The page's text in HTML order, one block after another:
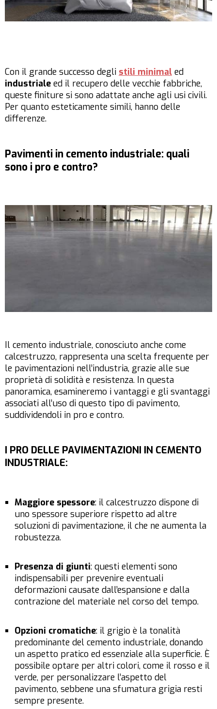
Con il grande successo degli stili minimal ed
industriale ed il recupero delle vecchie fabbriche,
queste finiture si sono adattate anche agli usi civili.
Per quanto esteticamente simili, hanno delle
differenze.
Pavimenti in cemento industriale: quali
sono i pro e contro?
Il cemento industriale, conosciuto anche come
calcestruzzo, rappresenta una scelta frequente per
le pavimentazioni nell’industria, grazie alle sue
proprietà di solidità e resistenza. In questa
panoramica, esamineremo i vantaggi e gli svantaggi
associati all’uso di questo tipo di pavimento,
suddividendoli in pro e contro.
I PRO DELLE PAVIMENTAZIONI IN CEMENTO
INDUSTRIALE:
Maggiore spessore: il calcestruzzo dispone di
uno spessore superiore rispetto ad altre
soluzioni di pavimentazione, il che ne aumenta la
robustezza.
Presenza di giunti: questi elementi sono
indispensabili per prevenire eventuali
deformazioni causate dall’espansione e dalla
contrazione del materiale nel corso del tempo.
Opzioni cromatiche: il grigio è la tonalità
predominante del cemento industriale, donando
un aspetto pratico ed essenziale alla superficie. È
possibile optare per altri colori, come il rosso e il
verde, per personalizzare l’aspetto del
pavimento, sebbene una sfumatura grigia resti
sempre presente.